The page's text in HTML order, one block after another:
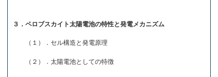
３．ペロブスカイト太陽電池の特性と発電メカニズム
（１）．セル構造と発電原理
（２）．太陽電池としての特徴